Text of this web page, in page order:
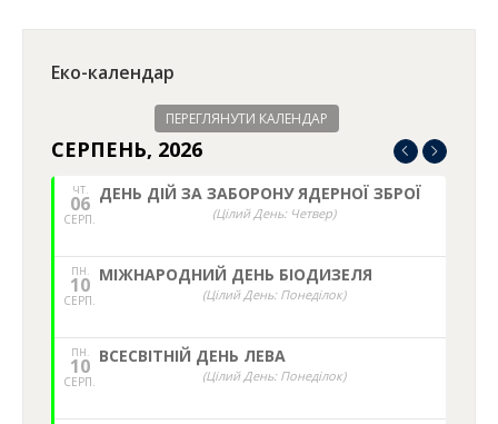
Еко-календар
ПЕРЕГЛЯНУТИ КАЛЕНДАР
СЕРПЕНЬ, 2026
ЧТ.
06
СЕРП.
ДЕНЬ ДІЙ ЗА ЗАБОРОНУ ЯДЕРНОЇ ЗБРОЇ
(Цілий День: Четвер)
ПН.
10
СЕРП.
МІЖНАРОДНИЙ ДЕНЬ БІОДИЗЕЛЯ
(Цілий День: Понеділок)
ПН.
10
СЕРП.
ВСЕСВІТНІЙ ДЕНЬ ЛЕВА
(Цілий День: Понеділок)